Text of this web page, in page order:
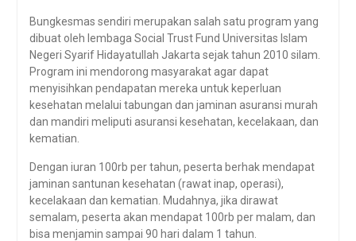
Bungkesmas sendiri merupakan salah satu program yang
dibuat oleh lembaga Social Trust Fund Universitas Islam
Negeri Syarif Hidayatullah Jakarta sejak tahun 2010 silam.
Program ini mendorong masyarakat agar dapat
menyisihkan pendapatan mereka untuk keperluan
kesehatan melalui tabungan dan jaminan asuransi murah
dan mandiri meliputi asuransi kesehatan, kecelakaan, dan
kematian.
Dengan iuran 100rb per tahun, peserta berhak mendapat
jaminan santunan kesehatan (rawat inap, operasi),
kecelakaan dan kematian. Mudahnya, jika dirawat
semalam, peserta akan mendapat 100rb per malam, dan
bisa menjamin sampai 90 hari dalam 1 tahun.